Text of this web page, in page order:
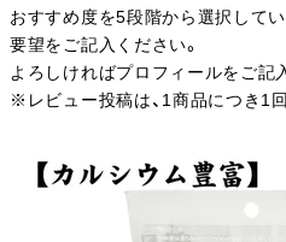
おすすめ度を5段階から選択して
要望をご記入ください。
よろしければプロフィールをご記
※レビュー投稿は、1商品につき1